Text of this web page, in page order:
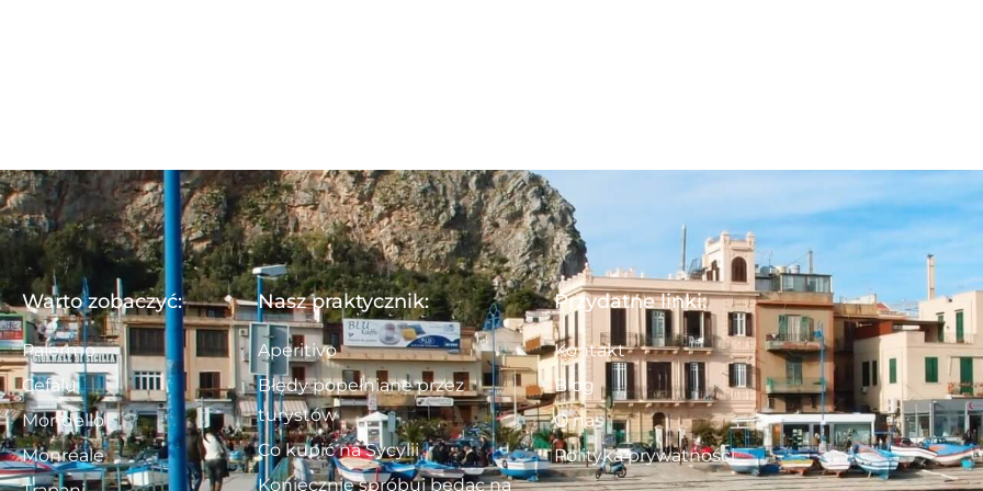
Warto zobaczyć:
Palermo
Cefalu
Mondello
Monreale
Nasz praktycznik:
Aperitivo
Błędy popełniane przez
turystów
Co kupić na Sycylii
Koniecznie spróbuj będąc na
Przydatne linki:
Kontakt
Blog
O nas
Polityka prywatności